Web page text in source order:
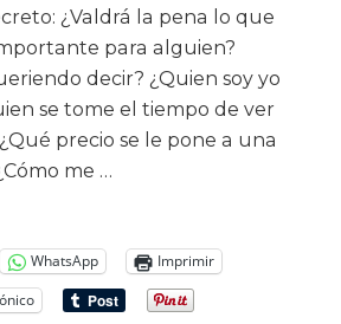
¿Valdrá la pena lo que
para alguien?
decir? ¿Quien soy yo
se tome el tiempo de ver
precio se le pone a una
me …
WhatsApp
Imprimir